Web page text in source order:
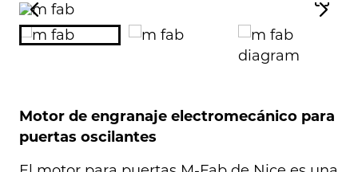
Motor de engranaje electromecánico para
puertas oscilantes